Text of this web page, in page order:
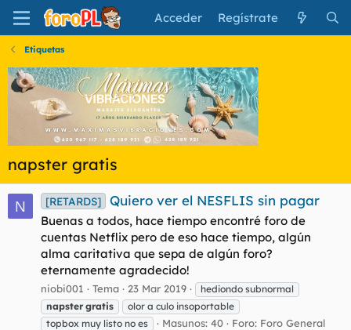
Acceder Regístrate
Etiquetas
napster gratis
N [RETARDS] Quiero ver el NESFLIS sin pagar
Buenas a todos, hace tiempo encontré foro de
cuentas Netflix pero de eso hace tiempo, algún
alma caritativa que sepa de algún foro?
eternamente agradecido!
niobi001 Tema 23 Mar 2019
hediondo subnormal
napster gratis
olor a culo insoportable
topbox muy listo no es
Masunos: 40 Foro: Foro General